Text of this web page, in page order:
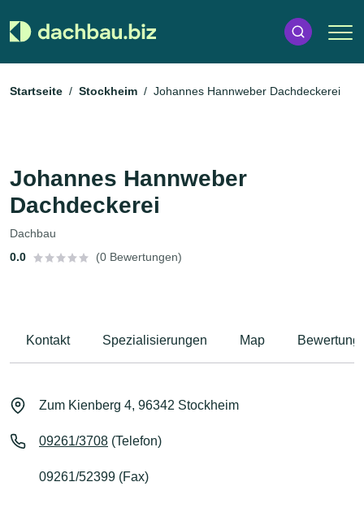
Startseite Stockheim Johannes Hannweber Dachdeckerei
Johannes Hannweber
Dachdeckerei
Dachbau
0.0
(0 Bewertungen)
Kontakt Spezialisierungen Map
Zum Kienberg 4, 96342 Stockheim
09261/3708 (Telefon)
09261/52399 (Fax)